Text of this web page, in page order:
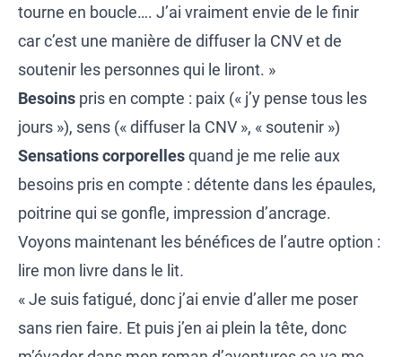
tourne en boucle…. J’ai vraiment envie de le finir
car c’est une manière de diffuser la CNV et de
soutenir les personnes qui le liront. »
Besoins pris en compte : paix (« j’y pense tous les
jours »), sens (« diffuser la CNV », « soutenir »)
Sensationscorporellesquand je me relie aux
besoins pris en compte : détente dans les épaules,
poitrine qui se gonfle, impression d’ancrage.
Voyons maintenant les bénéfices de l’autre option :
lire mon livre dans le lit.
« Je suis fatigué, donc j’ai envie d’aller me poser
sans rien faire. Et puis j’en ai plein la tête, donc